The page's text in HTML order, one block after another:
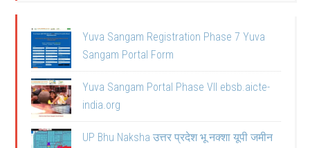
Yuva Sangam Registration Phase 7 Yuva
Sangam Portal Form
Yuva Sangam Portal Phase VII ebsb.aicte-
india.org
UP Bhu Naksha उत्तर प्रदेश भू नक्शा यूपी जमीन